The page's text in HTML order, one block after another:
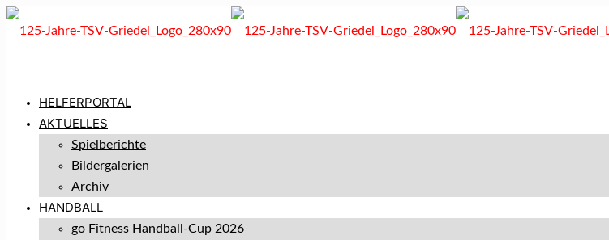
HELFERPORTAL
AKTUELLES
Spielberichte
Bildergalerien
Archiv
HANDBALL
go Fitness Handball-Cup 2026